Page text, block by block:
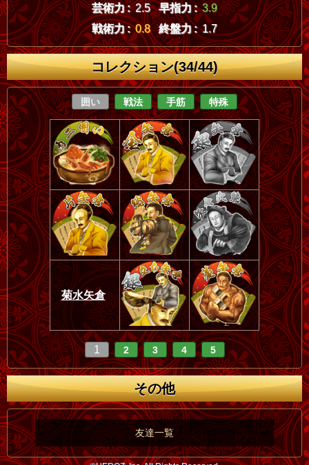
芸術力 : 2.5 早指力 : 3.9
戦術力 : 0.8 終盤力 : 1.7
コレクション(34/44)
囲い 戦法 手筋 特殊
菊水矢倉
1 2 3 4 5
その他
友達一覧